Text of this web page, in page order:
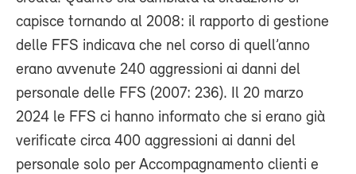
capisce tornando al 2008: il rapporto di gestione
delle FFS indicava che nel corso di quell’anno
erano avvenute 240 aggressioni ai danni del
personale delle FFS (2007: 236). Il 20 marzo
2024 le FFS ci hanno informato che si erano già
verificate circa 400 aggressioni ai danni del
personale solo per Accompagnamento clienti e